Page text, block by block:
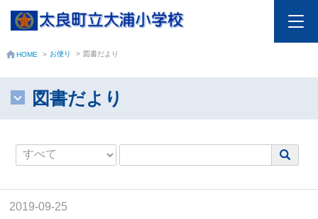
HOME > お便り > 図書だより
図書だより
2019-09-25